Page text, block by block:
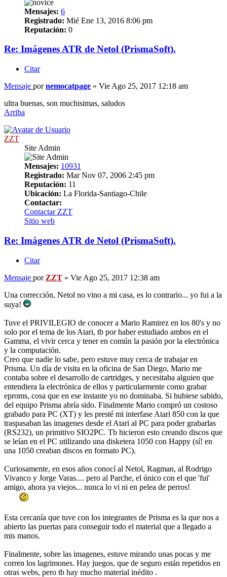
Mensajes: 6
Registrado: Mié Ene 13, 2016 8:06 pm
Reputación: 0
Re: Imágenes ATR de Netol (PrismaSoft).
Citar
Mensaje pornemocatpage » Vie Ago 25, 2017 12:18 am
ultra buenas, son muchisimas, saludos
Arriba
ZZT
Site Admin
Mensajes: 10931
Registrado: Mar Nov 07, 2006 2:45 pm
Reputación: 11
Ubicación: La Florida-Santiago-Chile
Contactar:
Contactar ZZT
Sitio web
Re: Imágenes ATR de Netol (PrismaSoft).
Citar
Mensaje por ZZT » Vie Ago 25, 2017 12:38 am
Una corrección, Netol no vino a mi casa, es lo contrario... yo fui a la
suya!
Tuve el PRIVILEGIO de conocer a Mario Ramirez en los 80's y no
solo por el tema de los Atari, tb por haber estudiado ambos en el
Gamma, el vivir cerca y tener en común la pasión por la electrónica
y la computación.
Creo que nadie lo sabe, pero estuve muy cerca de trabajar en
Prisma. Un día de visita en la oficina de San Diego, Mario me
contaba sobre el desarrollo de cartridges, y necesitaba alguien que
entendiera la electrónica de ellos y particularmente como grabar
eproms, cosa que en ese instante yo no dominaba. Si hubiese sabido,
del equipo Prisma abría sido. Finalmente Mario compró un costoso
grabado para PC (XT) y les presté mi interfase Atari 850 con la que
traspasaban las imagenes desde el Atari al PC para poder grabarlas
(RS232), un primitivo SIO2PC. Tb hicieron esto creando discos que
se leían en el PC utilizando una disketera 1050 con Happy (sí! en
una 1050 creaban discos en formato PC).
Curiosamente, en esos años conocí al Netol, Ragman, al Rodrigo
Vivanco y Jorge Varas.... pero al Parche, el único con el que 'fui'
amigo, ahora ya viejos... nunca lo vi ni en pelea de perros!
Esta cercanía que tuve con los integrantes de Prisma es la que nos a
abierto las puertas para conseguir todo el material que a llegado a
mis manos.
Finalmente, sobre las imagenes, estuve mirando unas pocas y me
corren los lagrimones. Hay juegos, que de seguro están repetidos en
otras webs, pero tb hay mucho material inédito .